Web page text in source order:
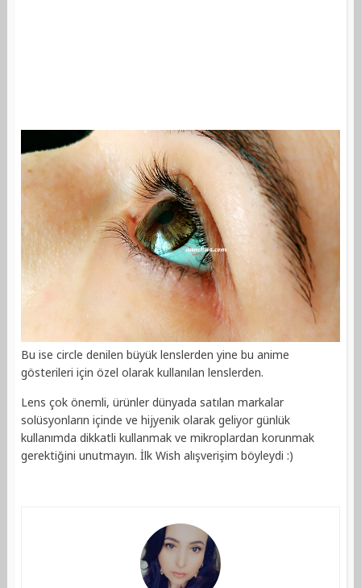
Bu ise circle denilen büyük lenslerden yine bu anime
gösterileri için özel olarak kullanılan lenslerden.
Lens çok önemli, ürünler dünyada satılan markalar
solüsyonların içinde ve hijyenik olarak geliyor günlük
kullanımda dikkatli kullanmak ve mikroplardan korunmak
gerektiğini unutmayın. İlk Wish alışverişim böyleydi :)